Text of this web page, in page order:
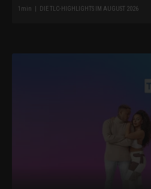
1 min | DIE TLC-HIGHLIGHTS IM AUGUST 2026